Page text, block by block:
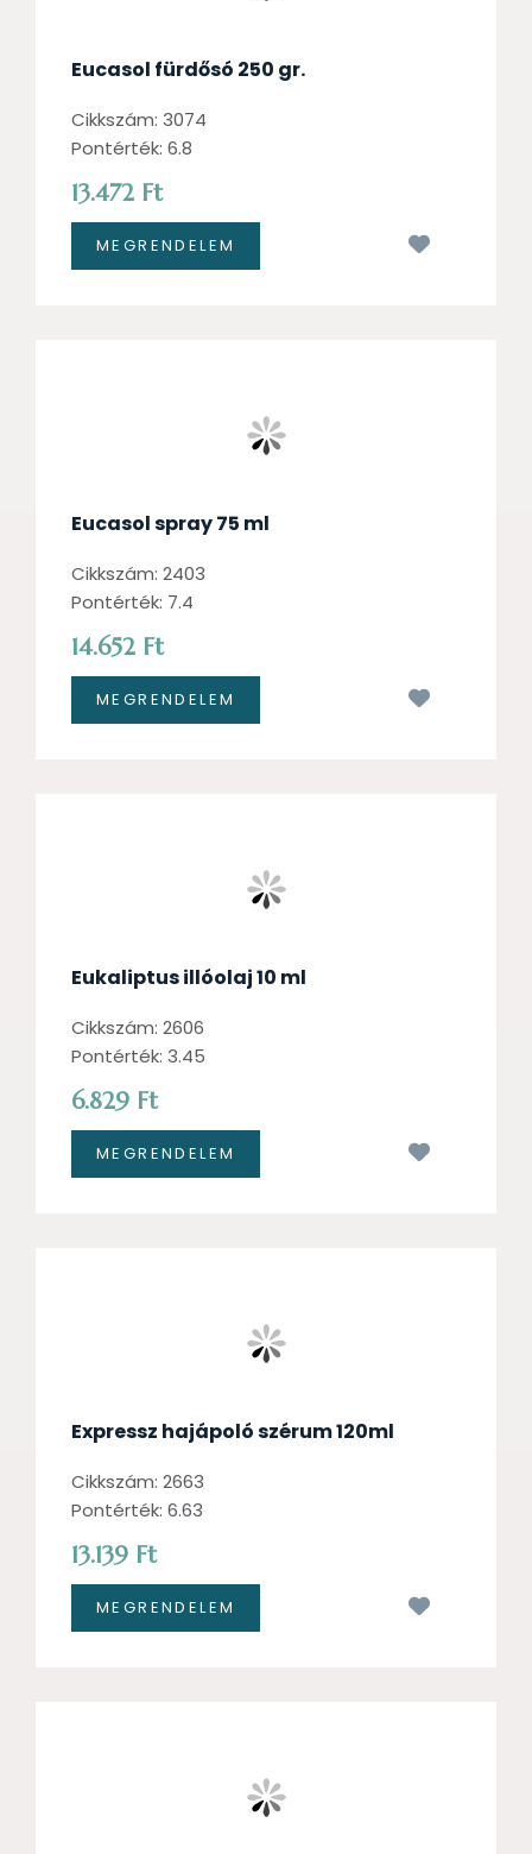
Eucasol fürdősó 250 gr.
Cikkszám: 3074
Pontérték: 6.8
13.472 Ft
Eucasol spray 75 ml
Cikkszám: 2403
Pontérték: 7.4
14.652 Ft
Eukaliptus illóolaj 10 ml
Cikkszám: 2606
Pontérték: 3.45
6.829 Ft
Expressz hajápoló szérum 120ml
Cikkszám: 2663
Pontérték: 6.63
13.139 Ft